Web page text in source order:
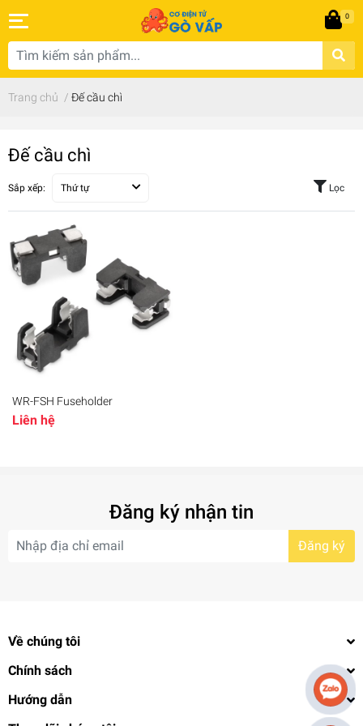
0
Trang chủ / Đế cầu chì
Đế cầu chì
Sắp xếp: Thứ tự Lọc
WR-FSH Fuseholder
Liên hệ
Đăng ký nhận tin
Đăng ký
Về chúng tôi
Chính sách
Hướng dẫn